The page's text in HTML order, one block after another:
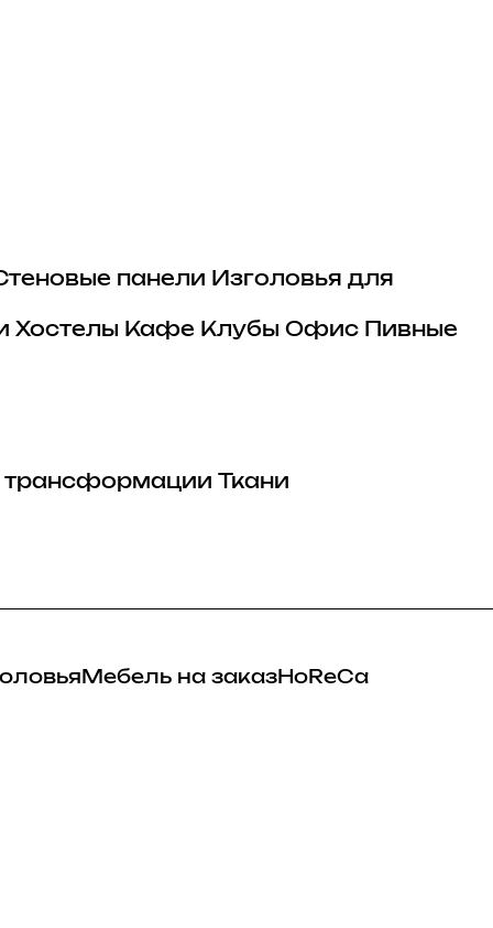
панели Изголовья для
Хостелы Кафе Клубы Офис
Пивные
трансформации
Ткани
Мебель на заказHoReCa